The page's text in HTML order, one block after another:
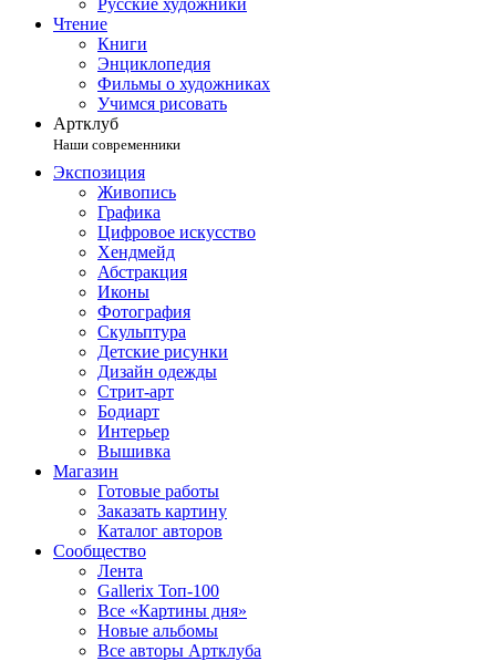
Русские художники
Чтение
Книги
Энциклопедия
Фильмы о художниках
Учимся рисовать
Артклуб
Наши современники
Экспозиция
Живопись
Графика
Цифровое искусство
Хендмейд
Абстракция
Иконы
Фотография
Скульптура
Детские рисунки
Дизайн одежды
Стрит-арт
Бодиарт
Интерьер
Вышивка
Магазин
Готовые работы
Заказать картину
Каталог авторов
Сообщество
Лента
Gallerix Топ-100
Все «Картины дня»
Новые альбомы
Все авторы Артклуба